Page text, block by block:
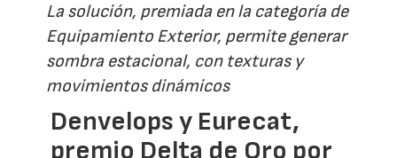
La solución, premiada en la categoría de
Equipamiento Exterior, permite generar
sombra estacional, con texturas y
movimientos dinámicos
Denvelops y Eurecat,
premio Delta de Oro por